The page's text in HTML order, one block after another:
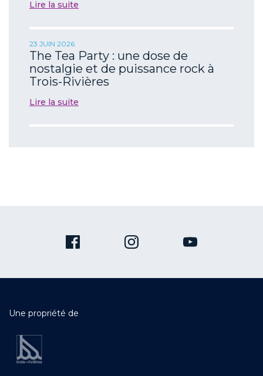
Lire la suite
23 JUIN 2026
The Tea Party : une dose de
nostalgie et de puissance rock à
Trois-Rivières
Lire la suite
Une propriété de